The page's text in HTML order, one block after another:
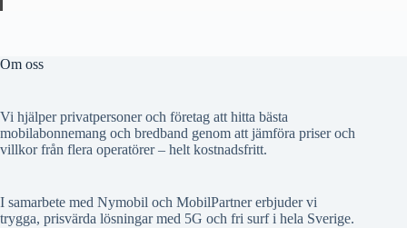
Om oss
Vi hjälper privatpersoner och företag att hitta bästa
mobilabonnemang och bredband genom att jämföra priser och
villkor från flera operatörer – helt kostnadsfritt.
I samarbete med Nymobil och MobilPartner erbjuder vi
trygga, prisvärda lösningar med 5G och fri surf i hela Sverige.